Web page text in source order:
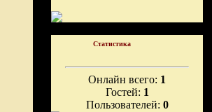
Статистика
Онлайн всего: 1
Гостей: 1
Пользователей: 0